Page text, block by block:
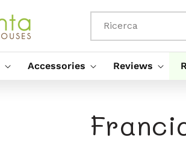
Ricerca
Accessories Reviews